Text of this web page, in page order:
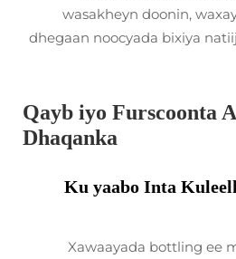
wasakheyn doonin,
dhegaan noocyada bixiya
Qayb iyo Furscoonta
Dhaqanka
Ku yaabo Inta
Xawaayada bottling ee